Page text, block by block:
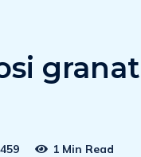
459 1 Min Read